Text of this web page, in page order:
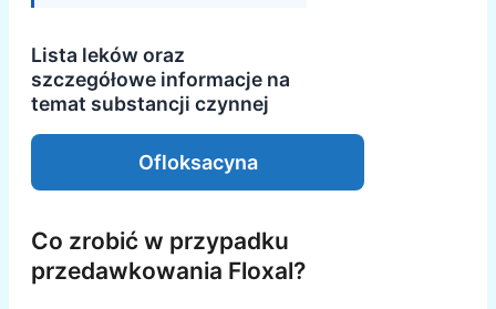
Lista leków oraz
szczegółowe informacje na
temat substancji czynnej
Ofloksacyna
Co zrobić w przypadku
przedawkowania Floxal?